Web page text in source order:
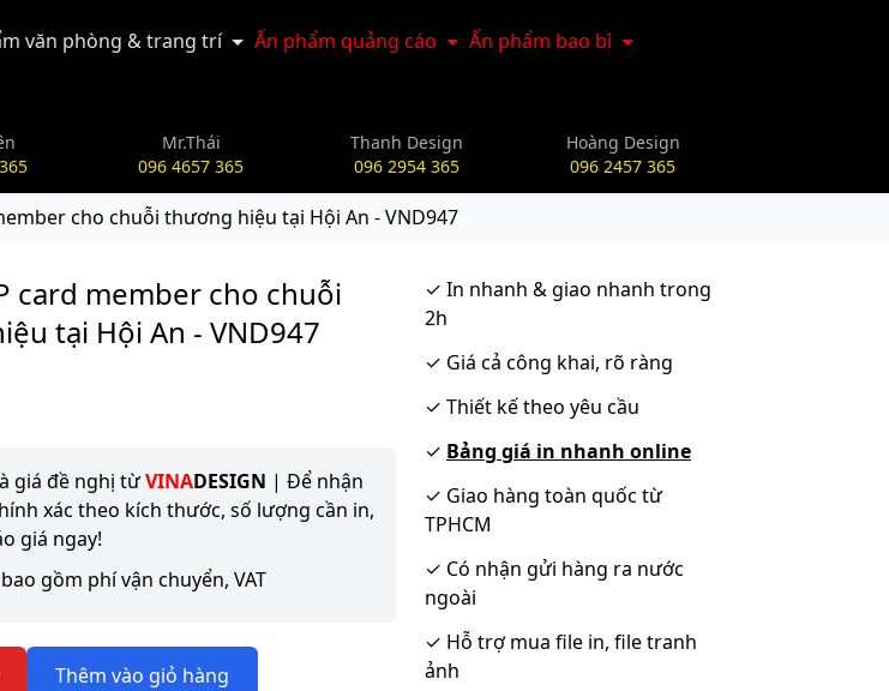
văn phòng & trang trí Ấn phẩm quảng cáo
Ấn phẩm bao bì
Mr.Thái
096 4657 365
Thanh Design
096 2954 365
Hoàng Design
096 2457 365
cho chuỗi thương hiệu tại Hội An - VND947
card member cho chuỗi
tại Hội An - VND947
giá đề nghị từVINADESIGN | Để nhận
xác theo kích thước, số lượng cần in,
giá ngay!
gồm phí vận chuyển, VAT
Thêm vào giỏ hàng
✓ In nhanh & giao nhanh trong
2h
✓ Giá cả công khai, rõ ràng
✓ Thiết kế theo yêu cầu
✓ Bảng giá in nhanh online
✓ Giao hàng toàn quốc từ
TPHCM
✓ Có nhận gửi hàng ra nước
ngoài
✓ Hỗ trợ mua file in, file tranh
ảnh